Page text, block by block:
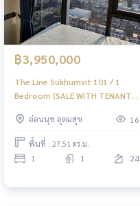
฿3,950,000
The Line Sukhumvit 101 / 1
Bedroom (SALE WITH TENANT),
(ขายพร้อมผู้เช่า) PYN272
อ่อนนุช อุดมสุข 16
พื้นที่ : 27.51 ตร.ม.
1 1 24